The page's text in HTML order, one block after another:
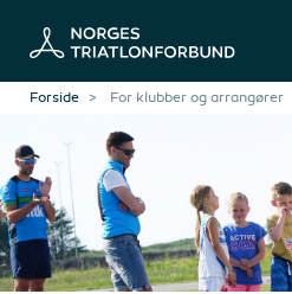
Forside For klubber og arrangører